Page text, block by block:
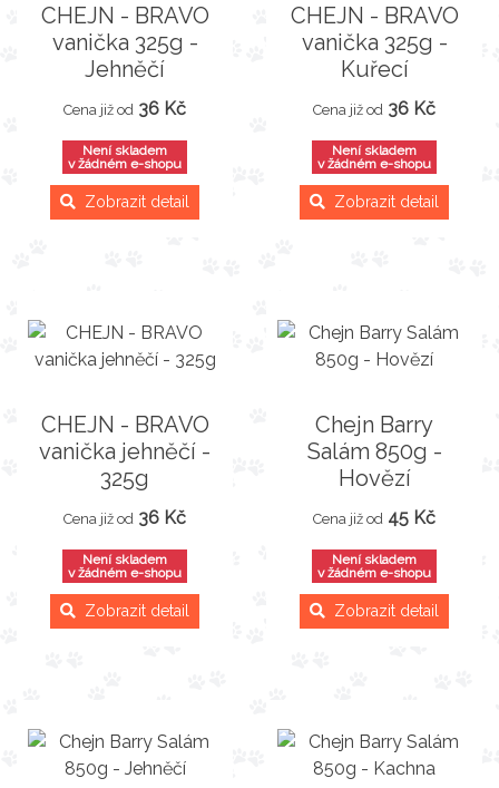
CHEJN - BRAVO
vanička 325g -
Jehněčí
Cena již od 36 Kč
Není skladem
v žádném e-shopu
Zobrazit detail
CHEJN - BRAVO
vanička 325g -
Kuřecí
Cena již od 36 Kč
Není skladem
v žádném e-shopu
Zobrazit detail
CHEJN - BRAVO
vanička jehněčí -
325g
Cena již od 36 Kč
Není skladem
v žádném e-shopu
Zobrazit detail
Chejn Barry
Salám 850g -
Hovězí
Cena již od 45 Kč
Není skladem
v žádném e-shopu
Zobrazit detail